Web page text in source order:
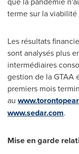
terme sur la
Les résultats
sont analysés plus
intermédiaires
gestion de la GTAA
premiers mois
au
www.sedar.com.
Mise en garde